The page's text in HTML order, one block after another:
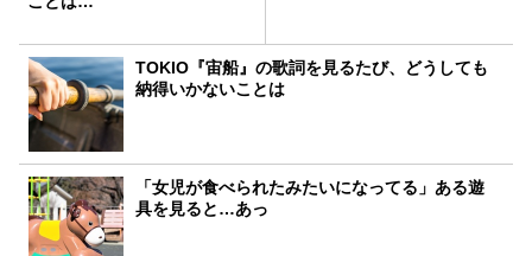
TOKIO『宙船』の歌詞を見るたび、どうしても
納得いかないことは
「女児が食べられたみたいになってる」ある遊
具を見ると…あっ